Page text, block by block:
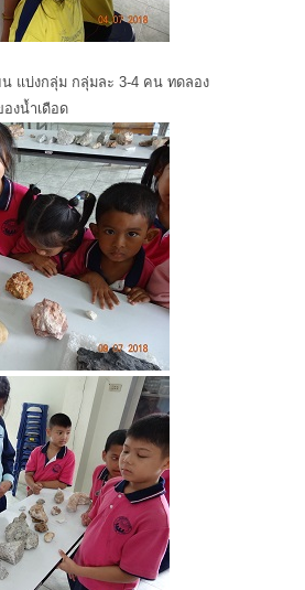
แบ่งกลุ่ม กลุ่มละ 3-4 คน ทดลอง
งน้ำเดือด